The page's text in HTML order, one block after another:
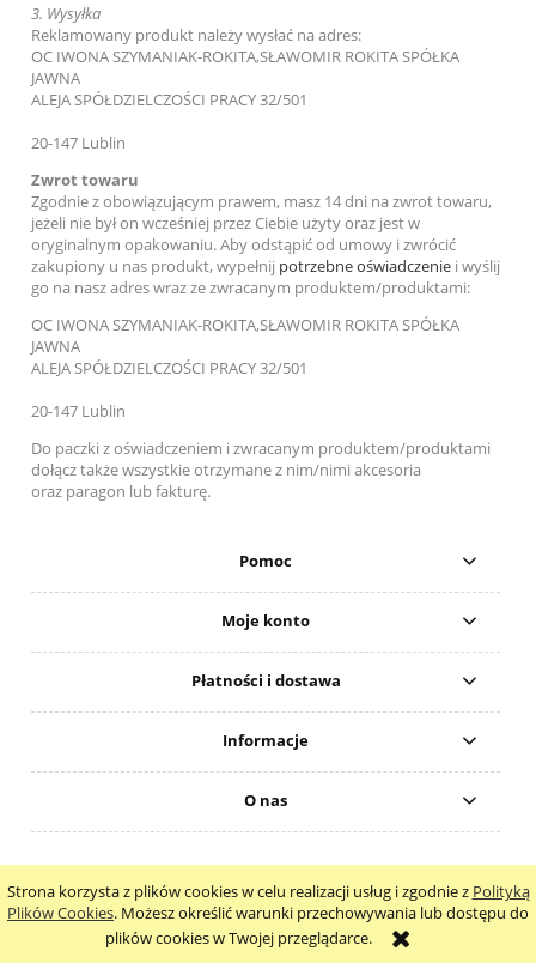
Strona korzysta z plików cookies w celu realizacji usług i zgodnie z Polityką
Plików Cookies. Możesz określić warunki przechowywania lub dostępu do
plików cookies w Twojej przeglądarce.
3. Wysyłka
Reklamowany produkt należy wysłać na adres:
OC IWONA SZYMANIAK-ROKITA,SŁAWOMIR ROKITA SPÓŁKA
JAWNA
ALEJA SPÓŁDZIELCZOŚCI PRACY 32/501
20-147 Lublin
Zwrot towaru
Zgodnie z obowiązującym prawem, masz 14 dni na zwrot towaru,
jeżeli nie był on wcześniej przez Ciebie użyty oraz jest w
oryginalnym opakowaniu. Aby odstąpić od umowy i zwrócić
zakupiony u nas produkt, wypełnij potrzebne oświadczenie i wyślij
go na nasz adres wraz ze zwracanym produktem/produktami:
OC IWONA SZYMANIAK-ROKITA,SŁAWOMIR ROKITA SPÓŁKA
JAWNA
ALEJA SPÓŁDZIELCZOŚCI PRACY 32/501
20-147 Lublin
Do paczki z oświadczeniem i zwracanym produktem/produktami
dołącz takżewszystkie otrzymane z nim/nimi akcesoria
oraz paragon lub fakturę.
Pomoc
Moje konto
Płatności i dostawa
Informacje
O nas
pokaż pełną wersję strony
Sklep internetowy Shoper.pl